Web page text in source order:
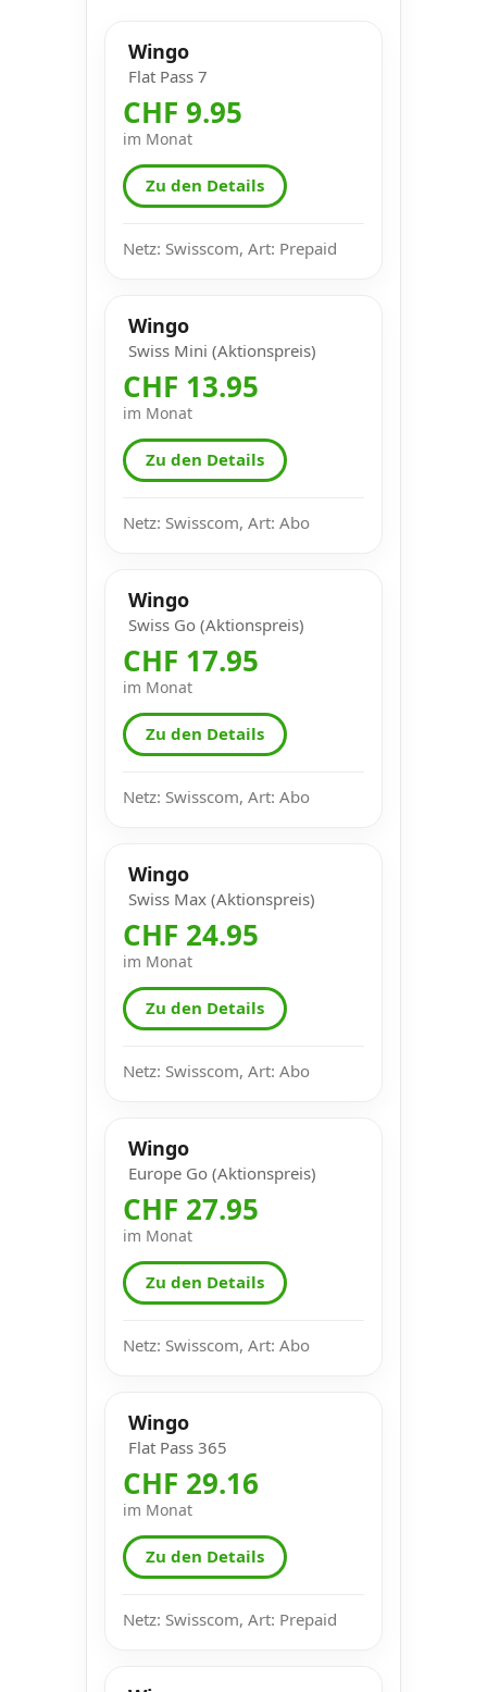
Wingo
Flat Pass 7
CHF 9.95
im Monat
Zu den Details
Netz: Swisscom, Art: Prepaid
Wingo
Swiss Mini (Aktionspreis)
CHF 13.95
im Monat
Zu den Details
Netz: Swisscom, Art: Abo
Wingo
Swiss Go (Aktionspreis)
CHF 17.95
im Monat
Zu den Details
Netz: Swisscom, Art: Abo
Wingo
Swiss Max (Aktionspreis)
CHF 24.95
im Monat
Zu den Details
Netz: Swisscom, Art: Abo
Wingo
Europe Go (Aktionspreis)
CHF 27.95
im Monat
Zu den Details
Netz: Swisscom, Art: Abo
Wingo
Flat Pass 365
CHF 29.16
im Monat
Zu den Details
Netz: Swisscom, Art: Prepaid